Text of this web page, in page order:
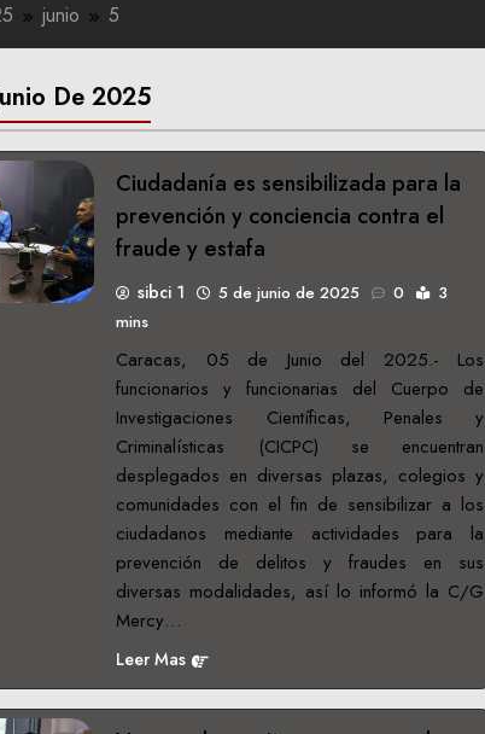
junio 5
De 2025
Ciudadanía es sensibilizada para la
prevención y conciencia contra el
fraude y estafa
sibci 1 5 de junio de 2025 0
3
mins
Caracas, 05 de Junio del 2025.- Los
funcionarios y funcionarias del Cuerpo de
Investigaciones Científicas, Penales y
Criminalísticas (CICPC) se encuentran
desplegados en diversas plazas, colegios y
comunidades con el fin de sensibilizar a los
ciudadanos mediante actividades para la
prevención de delitos y fraudes en sus
diversas modalidades, así lo informó la C/G
Mercy…
Leer Mas